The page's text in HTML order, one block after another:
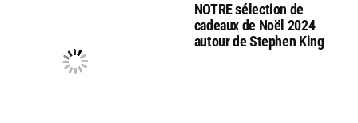
NOTRE sélection de
cadeaux de Noël 2024
autour de Stephen King